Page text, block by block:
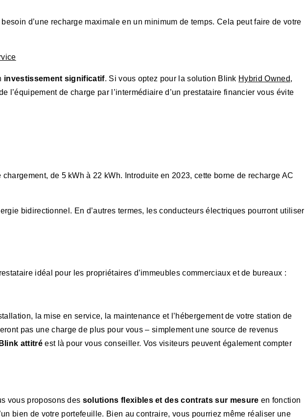
d’une recharge maximale en un minimum de temps. Cela peut faire de votre
investissement significatif. Si vous optez pour la solution Blink Hybrid Owned,
l’équipement de charge par l’intermédiaire d’un prestataire financier vous évite
de 5 kWh à 22 kWh. Introduite en 2023, cette borne de recharge AC
bidirectionnel. En d’autres termes, les conducteurs électriques pourront utiliser
idéal pour les propriétaires d’immeubles commerciaux et de bureaux :
la mise en service, la maintenance et l’hébergement de votre station de
pas une charge de plus pour vous – simplement une source de revenus
attitréest là pour vous conseiller. Vos visiteurs peuvent également compter
vous proposons des solutions flexibles et des contrats sur mesure en fonction
bien de votre portefeuille. Bien au contraire, vous pourriez même réaliser une